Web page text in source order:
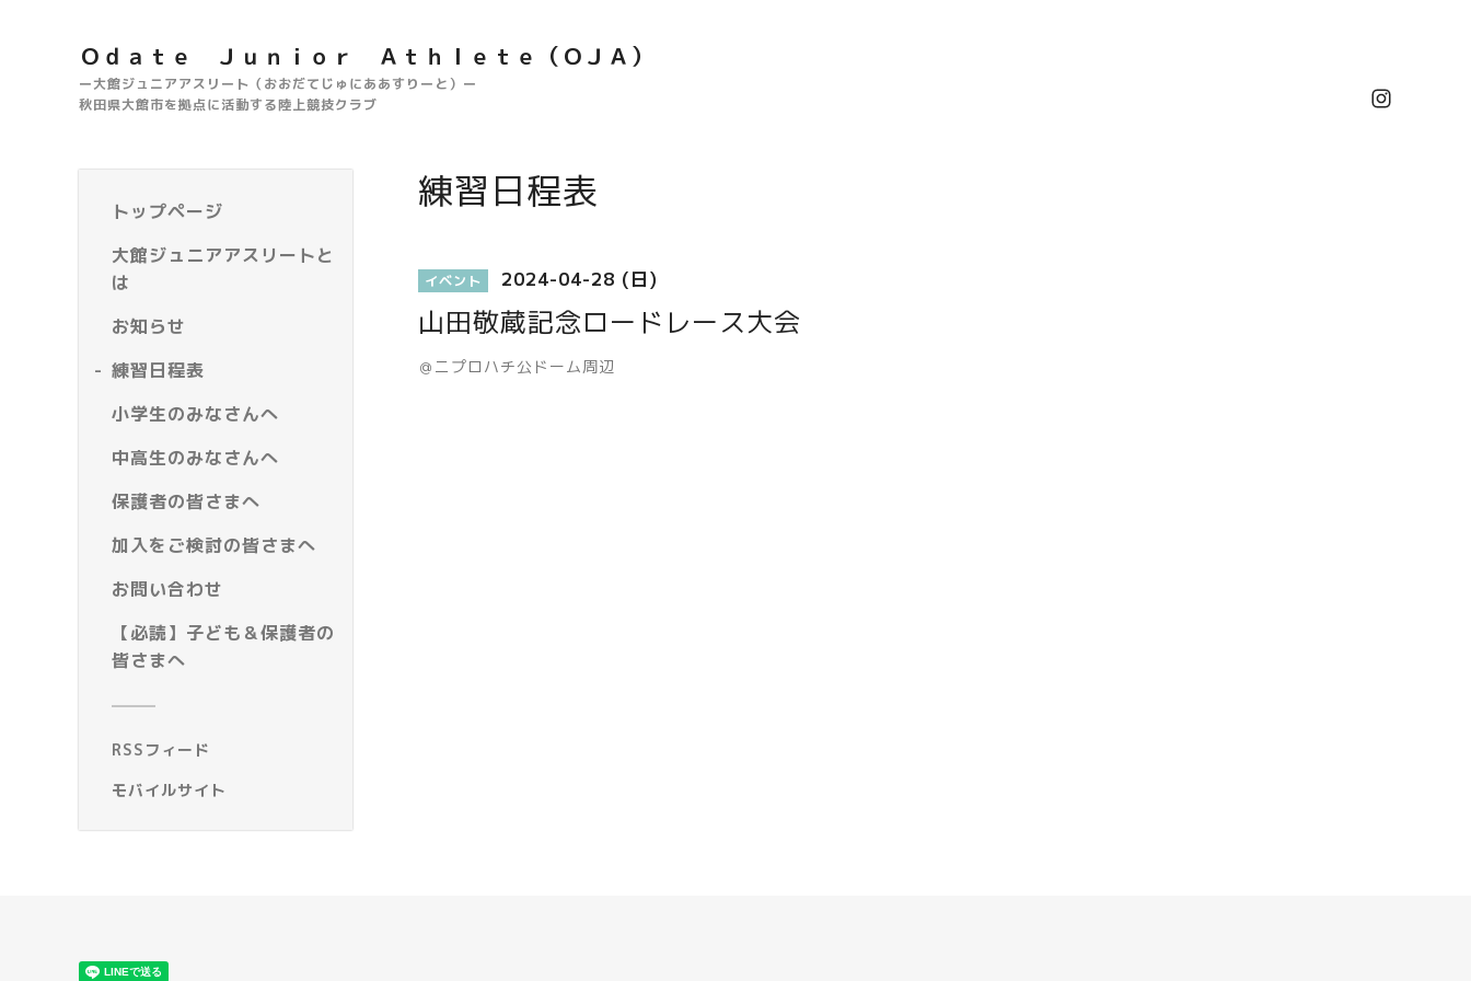
Ｏｄａｔｅ Ｊｕｎｉｏｒ Ａｔｈｌｅｔｅ（ＯＪＡ）
ー大館ジュニアアスリート（おおだてじゅにああすりーと）ー
秋田県大館市を拠点に活動する陸上競技クラブ
トップページ
大館ジュニアアスリートと
は
お知らせ
練習日程表
小学生のみなさんへ
中高生のみなさんへ
保護者の皆さまへ
加入をご検討の皆さまへ
お問い合わせ
【必読】子ども＆保護者の
皆さまへ
RSSフィード
モバイルサイト
練習日程表
イベント 2024-04-28 (日)
山田敬蔵記念ロードレース大会
＠ニプロハチ公ドーム周辺